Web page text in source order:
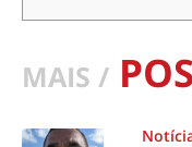
MAIS /